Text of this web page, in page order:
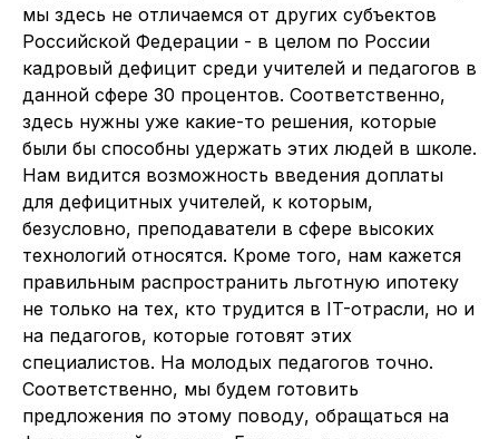
мы здесь не отличаемся от других субъектов
Российской Федерации - в целом по России
кадровый дефицит среди учителей и педагогов в
данной сфере 30 процентов. Соответственно,
здесь нужны уже какие-то решения, которые
были бы способны удержать этих людей в школе.
Нам видится возможность введения доплаты
для дефицитных учителей, к которым,
безусловно, преподаватели в сфере высоких
технологий относятся. Кроме того, нам кажется
правильным распространить льготную ипотеку
не только на тех, кто трудится в IT-отрасли, но и
на педагогов, которые готовят этих
специалистов. На молодых педагогов точно.
Соответственно, мы будем готовить
предложения по этому поводу, обращаться на